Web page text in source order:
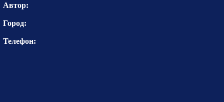
Автор:
Город:
Телефон: